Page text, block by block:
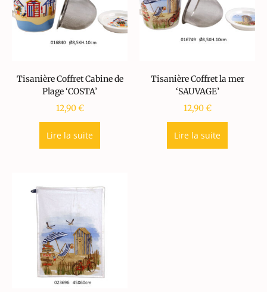
Tisanière Coffret Cabine de
Plage ‘COSTA’
12,90€
Lire la suite
Tisanière Coffret la mer
‘SAUVAGE’
12,90€
Lire la suite